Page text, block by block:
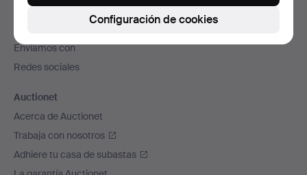
de
página
Todas las casas de subastas
Enviamos con
Redes sociales
Auctionet
Acerca de Auctionet
Trabaja con nosotros
Adhiere tu casa de subastas
Configuración de cookies